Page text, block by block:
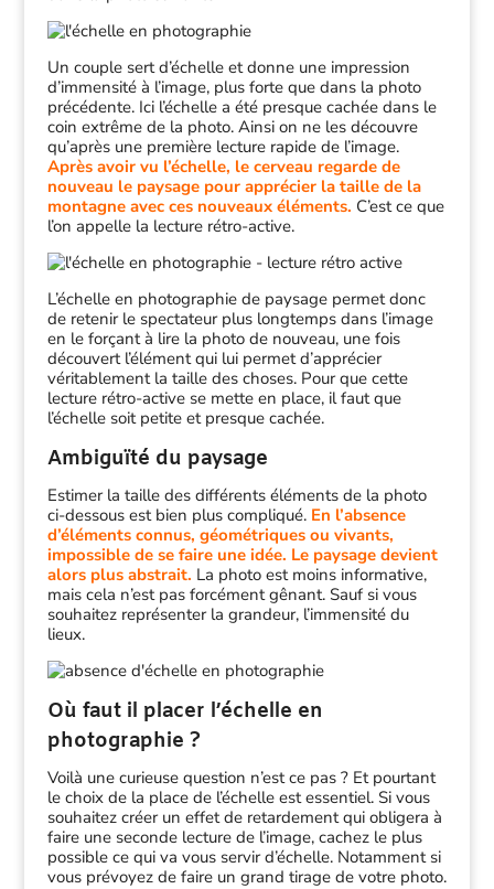
Un couple sert d’échelle et donne une impression
d’immensité à l’image, plus forte que dans la photo
précédente. Ici l’échelle a été presque cachée dans le
coin extrême de la photo. Ainsi on ne les découvre
qu’après une première lecture rapide de l’image.
Après avoir vu l’échelle, le cerveau regarde de
nouveau le paysage pour apprécier la taille de la
montagne avec ces nouveaux éléments. C’est ce que
l’on appelle la lecture rétro-active.
L’échelle en photographie de paysage permet donc
de retenir le spectateur plus longtemps dans l’image
en le forçant à lire la photo de nouveau, une fois
découvert l’élément qui lui permet d’apprécier
véritablement la taille des choses. Pour que cette
lecture rétro-active se mette en place, il faut que
l’échelle soit petite et presque cachée.
Ambiguïté du paysage
Estimer la taille des différents éléments de la photo
ci-dessous est bien plus compliqué.En l’absence
d’éléments connus, géométriques ou vivants,
impossible de se faire une idée. Le paysage devient
alors plus abstrait. La photo est moins informative,
mais cela n’est pas forcément gênant. Sauf si vous
souhaitez représenter la grandeur, l’immensité du
lieux.
Où faut il placer l’échelle en
photographie ?
Voilà une curieuse question n’est ce pas ? Et pourtant
le choix de la place de l’échelle est essentiel. Si vous
souhaitez créer un effet de retardement qui obligera à
faire une seconde lecture de l’image, cachez le plus
possible ce qui va vous servir d’échelle. Notamment si
vous prévoyez de faire un grand tirage de votre photo.